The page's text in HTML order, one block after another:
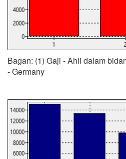
Bagan: (1) Gaji - Ahli dalam
- Germany